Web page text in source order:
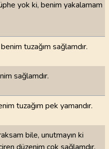
yok ki, benim yakalamam
tuzağım sağlamdır.
sağlamdır.
tuzağım pek yamandır.
bile, unutmayın ki